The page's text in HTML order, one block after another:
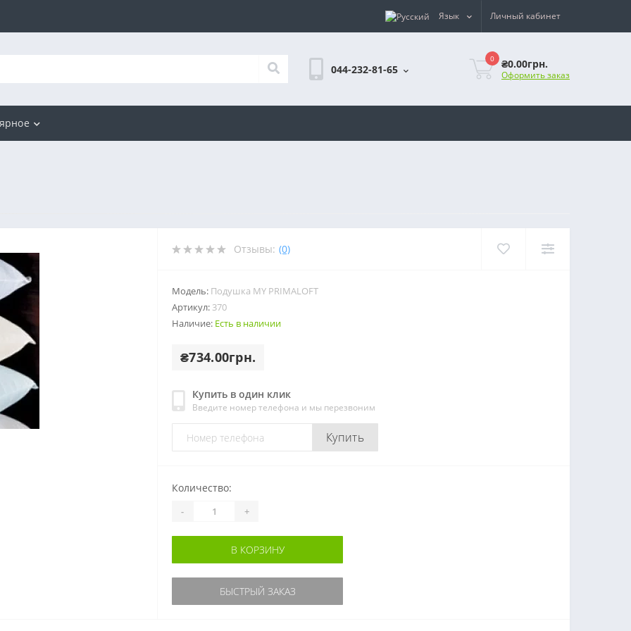
Язык Личный кабинет
044-232-81-65
0 ₴0.00грн.
Оформить заказ
Отзывы: (0)
Модель: Подушка MY PRIMALOFT
Артикул: 370
Наличие: Есть в наличии
₴734.00грн.
Купить в один клик
Введите номер телефона и мы перезвоним
Купить
Количество:
- +
В КОРЗИНУ
БЫСТРЫЙ ЗАКАЗ